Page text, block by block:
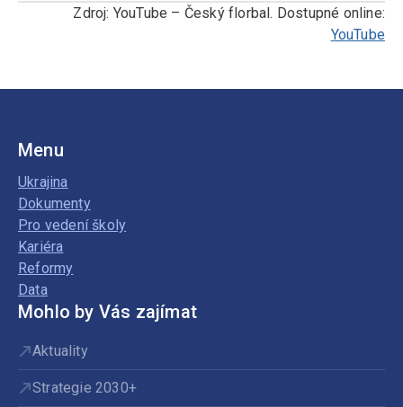
Zdroj: YouTube – Český florbal. Dostupné online:
YouTube
Menu
Ukrajina
Dokumenty
Pro vedení školy
Kariéra
Reformy
Data
Mohlo by Vás zajímat
Aktuality
Strategie 2030+